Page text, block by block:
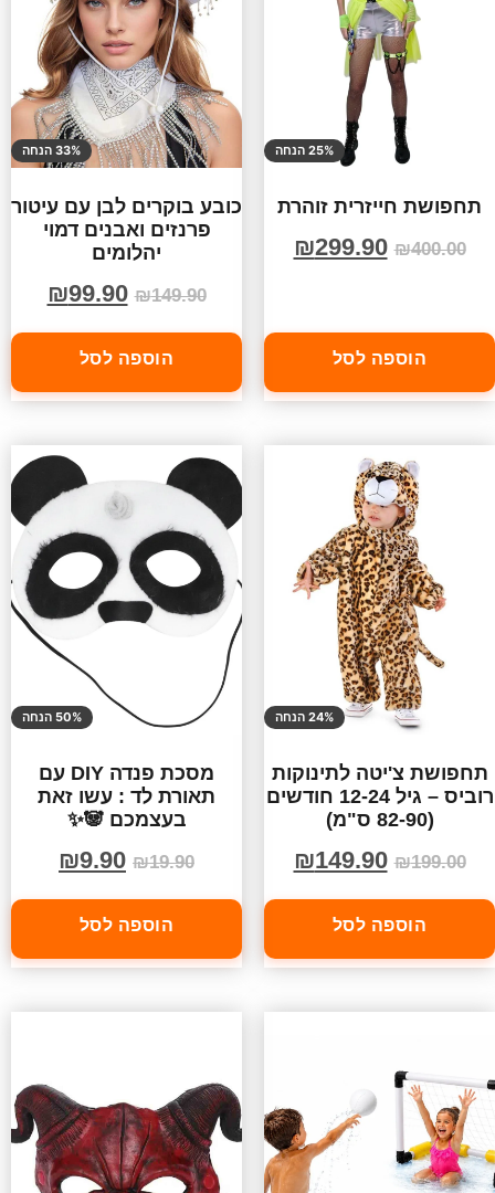
25% הנחה
תחפושת חייזרית זוהרת
₪400.00
₪299.90
הוספה לסל
33% הנחה
כובע בוקרים לבן עם עיטור
פרנזים ואבנים דמוי
יהלומים
₪149.90
₪99.90
הוספה לסל
24% הנחה
תחפושת צ'יטה לתינוקות
רוביס – גיל 12-24 חודשים
(82-90 ס"מ)
₪199.00
₪149.90
הוספה לסל
50% הנחה
מסכת פנדה DIY עם
תאורת לד : עשו זאת
בעצמכם 🐼✨
₪19.90
₪9.90
הוספה לסל